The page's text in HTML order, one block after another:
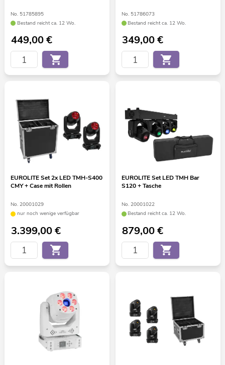
No. 51785895
Bestand reicht ca. 12 Wo.
449,00€
No. 51786073
Bestand reicht ca. 12 Wo.
349,00€
EUROLITE Set 2x LED TMH-S400
CMY + Case mit Rollen
No. 20001029
nur noch wenige verfügbar
3.399,00€
EUROLITE Set LED TMH Bar
S120 + Tasche
No. 20001022
Bestand reicht ca. 12 Wo.
879,00€